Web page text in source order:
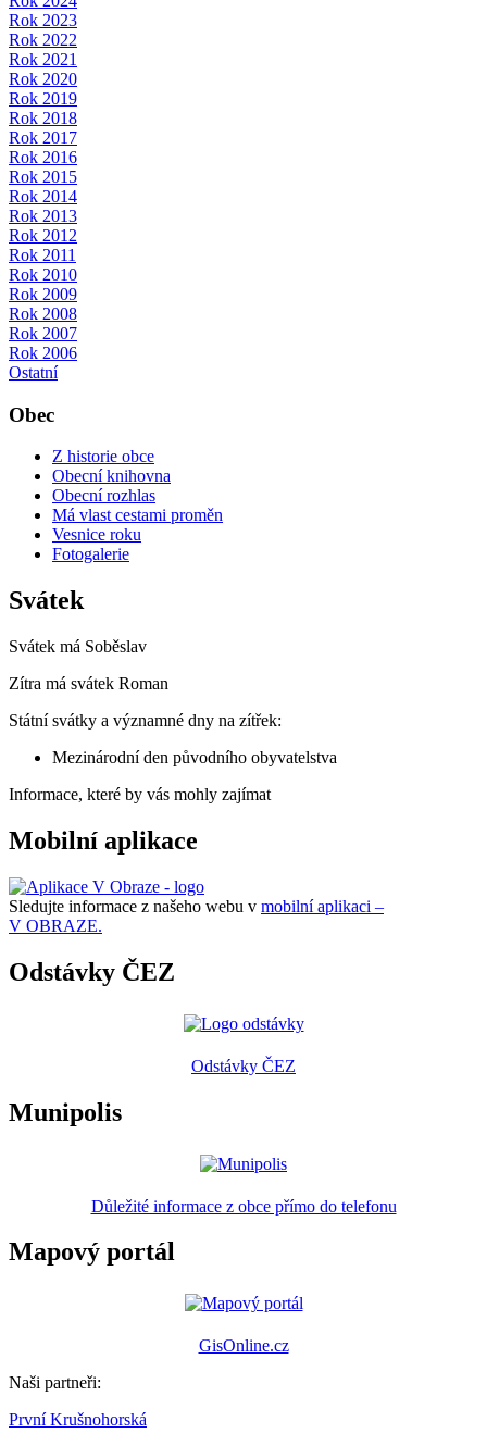
Rok 2023
Rok 2022
Rok 2021
Rok 2020
Rok 2019
Rok 2018
Rok 2017
Rok 2016
Rok 2015
Rok 2014
Rok 2013
Rok 2012
Rok 2011
Rok 2010
Rok 2009
Rok 2008
Rok 2007
Rok 2006
Ostatní
Obec
Z historie obce
Obecní knihovna
Obecní rozhlas
Má vlast cestami proměn
Vesnice roku
Fotogalerie
Svátek
Svátek má Soběslav
Zítra má svátek Roman
Státní svátky a významné dny na zítřek:
Mezinárodní den původního obyvatelstva
Informace, které by vás mohly zajímat
Mobilní aplikace
Sledujte informace z našeho webu v mobilní aplikaci –
V OBRAZE.
Odstávky ČEZ
Odstávky ČEZ
Munipolis
Důležité informace z obce přímo do telefonu
Mapový portál
GisOnline.cz
Naši partneři:
První Krušnohorská